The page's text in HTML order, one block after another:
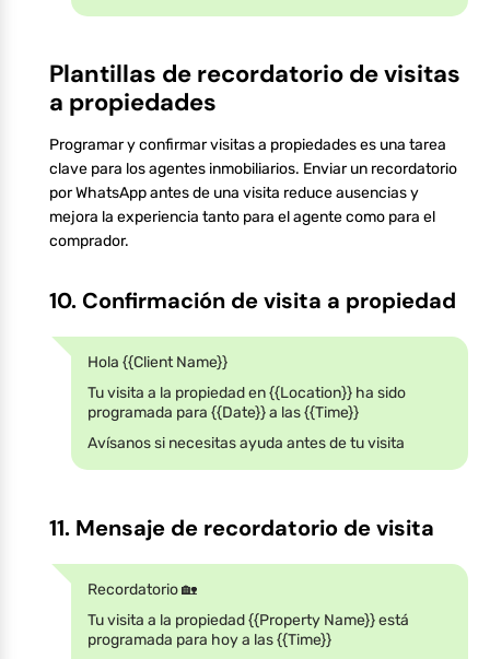
Plantillas de recordatorio de visitas
a propiedades
Programar y confirmar visitas a propiedades es una tarea
clave para los agentes inmobiliarios. Enviar un recordatorio
por WhatsApp antes de una visita reduce ausencias y
mejora la experiencia tanto para el agente como para el
comprador.
10. Confirmación de visita a propiedad
Hola {{Client Name}}
Tu visita a la propiedad en {{Location}} ha sido
programada para {{Date}} a las {{Time}}
Avísanos si necesitas ayuda antes de tu visita
11. Mensaje de recordatorio de visita
Recordatorio 🏡
Tu visita a la propiedad {{Property Name}} está
programada para hoy a las {{Time}}